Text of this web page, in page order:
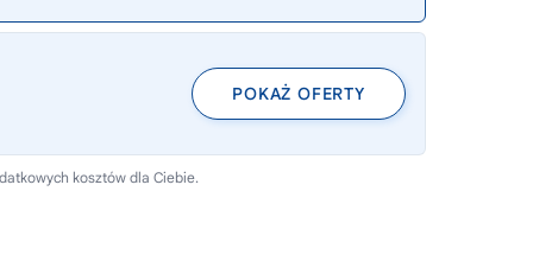
POKAŻ OFERTY
kosztów dla Ciebie.